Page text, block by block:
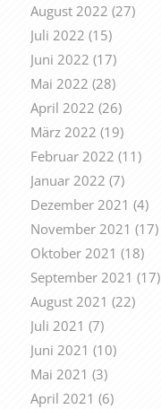
August 2022 (27)
Juli 2022 (15)
Juni 2022 (17)
Mai 2022 (28)
April 2022 (26)
März 2022 (19)
Februar 2022 (11)
Januar 2022 (7)
Dezember 2021 (4)
November 2021 (17)
Oktober 2021 (18)
September 2021 (17)
August 2021 (22)
Juli 2021 (7)
Juni 2021 (10)
Mai 2021 (3)
April 2021 (6)